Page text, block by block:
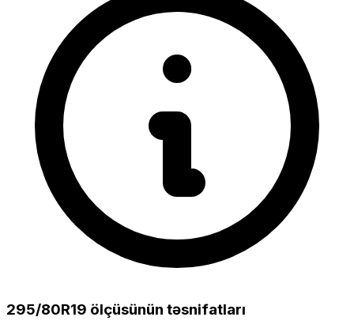
295/80R19 ölçüsünün təsnifatları